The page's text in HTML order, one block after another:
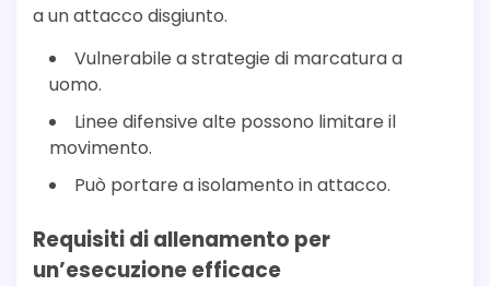
a un attacco disgiunto.
Vulnerabile a strategie di marcatura a
uomo.
Linee difensive alte possono limitare il
movimento.
Può portare a isolamento in attacco.
Requisiti di allenamento per
un’esecuzione efficace